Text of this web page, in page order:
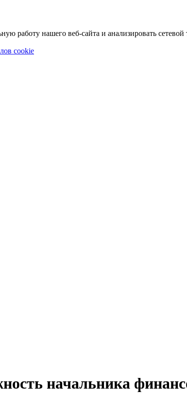
работу нашего веб-сайта и анализировать сетевой
cookie
начальника